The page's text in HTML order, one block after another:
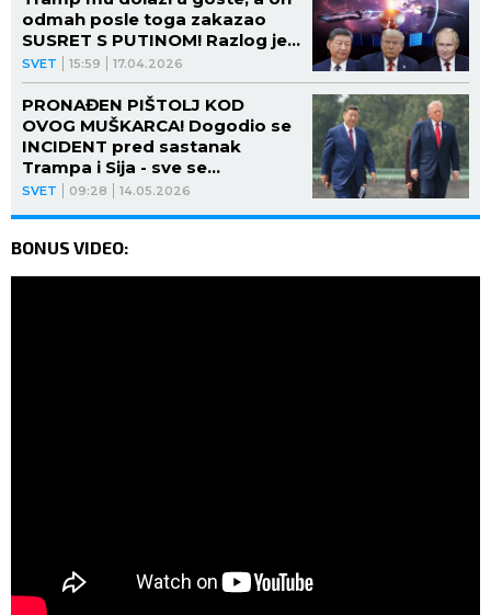
SVET 15:59 17.04.2026
odmah posle toga zakazao
SUSRET S PUTINOM! Razlog je
samo jedan
SVET 09:28 14.05.2026
PRONAĐEN PIŠTOLJ KOD
OVOG MUŠKARCA! Dogodio se
INCIDENT pred sastanak
Trampa i Sija - sve se
zaustavilo! (VIDEO)
BONUS VIDEO: